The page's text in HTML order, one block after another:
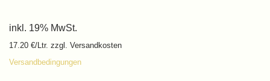
inkl. 19% MwSt.
17.20 €/Ltr. zzgl. Versandkosten
Versandbedingungen